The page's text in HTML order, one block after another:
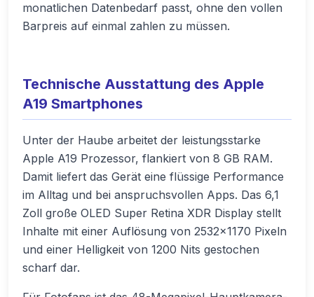
monatlichen Datenbedarf passt, ohne den vollen
Barpreis auf einmal zahlen zu müssen.
Technische Ausstattung des Apple
A19 Smartphones
Unter der Haube arbeitet der leistungsstarke
Apple A19 Prozessor, flankiert von 8 GB RAM.
Damit liefert das Gerät eine flüssige Performance
im Alltag und bei anspruchsvollen Apps. Das 6,1
Zoll große OLED Super Retina XDR Display stellt
Inhalte mit einer Auflösung von 2532x1170 Pixeln
und einer Helligkeit von 1200 Nits gestochen
scharf dar.